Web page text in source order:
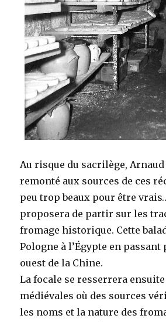
Au risque du sacrilège,
remonté aux sources de ces
peu trop beaux pour être
proposera de partir sur les
fromage historique. Cette
Pologne à l’Égypte en
ouest de la Chine.
La focale se resserrera
médiévales où des sources
les noms et la nature des